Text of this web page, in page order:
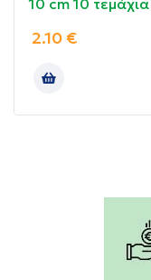
Να φυλάσσονται
προστατευτική
10 cm 10 τεμάχια
2.10 €